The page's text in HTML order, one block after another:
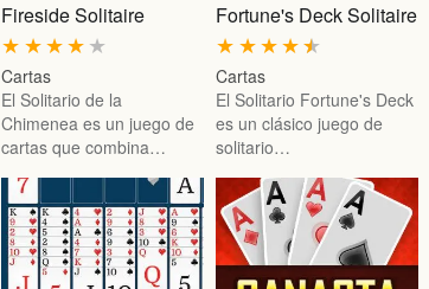
Fireside Solitaire
★
★
★
★
★
Cartas
El Solitario de la
Chimenea es un juego de
cartas que combina…
Fortune's Deck Solitaire
★
★
★
★
★
Cartas
El Solitario Fortune's Deck
es un clásico juego de
solitario…